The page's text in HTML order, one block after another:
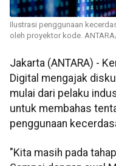
Ilustrasi penggunaan
oleh proyektor kode.
Jakarta (ANTARA) -
Digital mengajak
mulai dari pelaku
untuk membahas
penggunaan
"Kita masih pada